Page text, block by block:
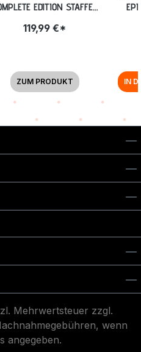
EDITION STAFFEL
119,99 €*
ZUM PRODUKT IN
Mehrwertsteuer zzgl.
wenn
angegeben.